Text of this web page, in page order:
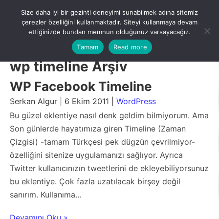
content
Menu
wp timeline Arşiv
WP Facebook Timeline
Serkan Algur | 6 Ekim 2011 | WordPress
Bu güzel eklentiye nasıl denk geldim bilmiyorum. Ama
Son günlerde hayatımıza giren Timeline (Zaman
Çizgisi) -tamam Türkçesi pek dügzün çevrilmiyor-
özelliğini sitenize uygulamanızı sağlıyor. Ayrıca
Twitter kullanıcınızın tweetlerini de ekleyebiliyorsunuz
bu eklentiye. Çok fazla uzatılacak birşey değil
sanırım. Kullanıma...
Size daha iyi bir gezinti deneyimi sunabilmek adına sitemiz
çerezler özelliğini kullanmaktadır. Siteyi kullanmaya devam
ettiğinizde bundan memnun olduğunuz varsayacağız.
Tamam
Read more